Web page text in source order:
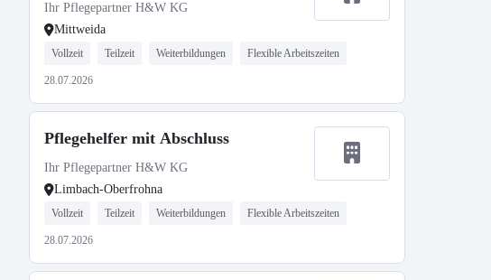
Ihr Pflegepartner H&W KG
Mittweida
Vollzeit Teilzeit Weiterbildungen Flexible Arbeitszeiten
28.07.2026
Pflegehelfer mit Abschluss
Ihr Pflegepartner H&W KG
Limbach-Oberfrohna
Vollzeit Teilzeit Weiterbildungen Flexible Arbeitszeiten
28.07.2026